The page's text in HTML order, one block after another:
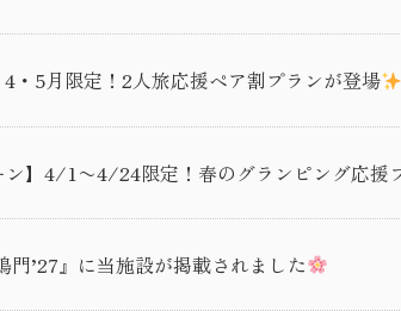
4・5月限定！2人旅応援ペア割プランが登場
ン】4/1〜4/24限定！春のグランピング応援
門’27』に当施設が掲載されました